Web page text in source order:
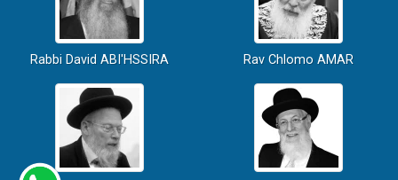
Rabbi David ABI'HSSIRA Rav Chlomo AMAR